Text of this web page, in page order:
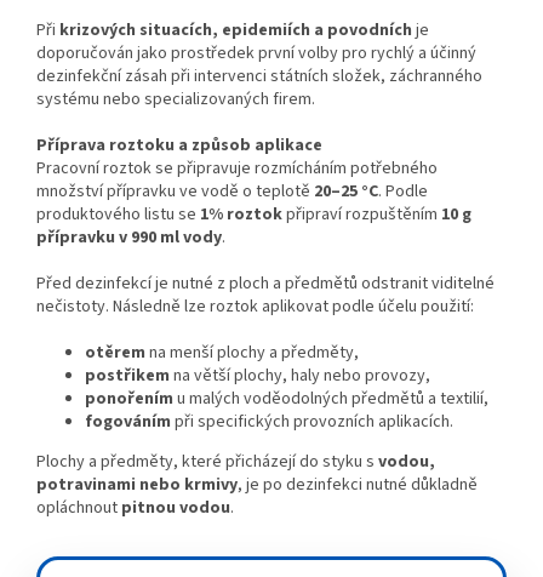
Při krizových situacích, epidemiích a povodních je
doporučován jako prostředek první volby pro rychlý a účinný
dezinfekční zásah při intervenci státních složek, záchranného
systému nebo specializovaných firem.
Příprava roztoku a způsob aplikace
Pracovní roztok se připravuje rozmícháním potřebného
množství přípravku ve vodě o teplotě 20–25 °C. Podle
produktového listu se 1% roztokpřipraví rozpuštěním 10 g
přípravku v 990 ml vody.
Před dezinfekcí je nutné z ploch a předmětů odstranit viditelné
nečistoty. Následně lze roztok aplikovat podle účelu použití:
otěrem na menší plochy a předměty,
postřikem na větší plochy, haly nebo provozy,
ponořením u malých voděodolných předmětů a textilií,
fogováním při specifických provozních aplikacích.
Plochy a předměty, které přicházejí do styku s vodou,
potravinami nebo krmivy, je po dezinfekci nutné důkladně
opláchnout pitnou vodou.